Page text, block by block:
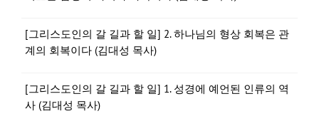
[그리스도인의 갈 길과 할 일] 2. 하나님의 형상 회복은 관
계의 회복이다 (김대성 목사)
[그리스도인의 갈 길과 할 일] 1. 성경에 예언된 인류의 역
사 (김대성 목사)